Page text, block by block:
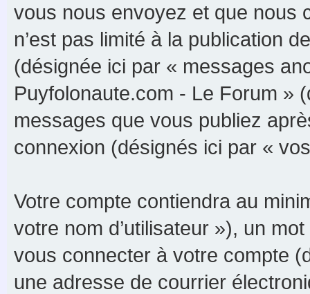
vous nous envoyez et que nous
n’est pas limité à la publication
(désignée ici par « messages
Puyfolonaute.com - Le Forum »
messages que vous publiez
connexion (désignés ici par «
Votre compte contiendra au
votre nom d’utilisateur »), un
vous connecter à votre compte
une adresse de courrier